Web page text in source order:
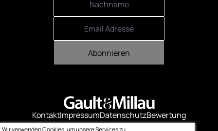
Abonnieren
KontaktImpressumDatenschutzBewertung
Logo-Downloads
Wir verwenden Cookies, um unsere Services zu